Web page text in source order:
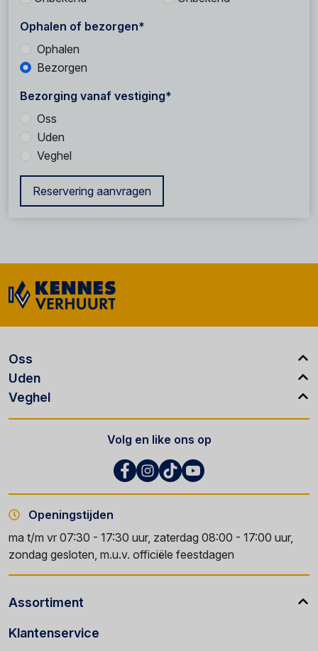
Ophalen of bezorgen*
Ophalen
Bezorgen
Bezorging vanaf vestiging*
Oss
Uden
Veghel
Reservering aanvragen
Oss
Uden
Veghel
Volg en like ons op
Openingstijden
ma t/m vr 07:30 - 17:30 uur, zaterdag 08:00 - 17:00 uur,
zondag gesloten, m.u.v. officiële feestdagen
Assortiment
Klantenservice